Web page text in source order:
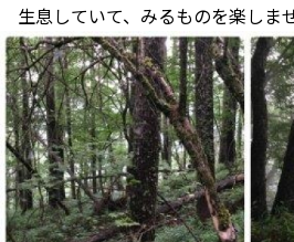
生息していて、みるものを楽しま